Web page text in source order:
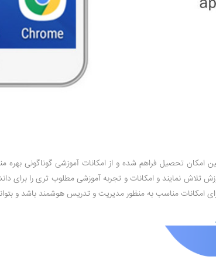
تحصیل فراهم شده و از امکانات آموزشی گوناگونی بهره
نمایند و امکانات و تجربه آموزشی مطلوب تری را برای دانش
امکانات مناسب به منظور مدیریت و تدریس هوشمند باشد و